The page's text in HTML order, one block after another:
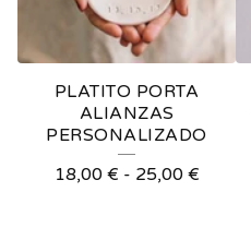
PLATITO PORTA
ALIANZAS
PERSONALIZADO
18,00 € - 25,00 €